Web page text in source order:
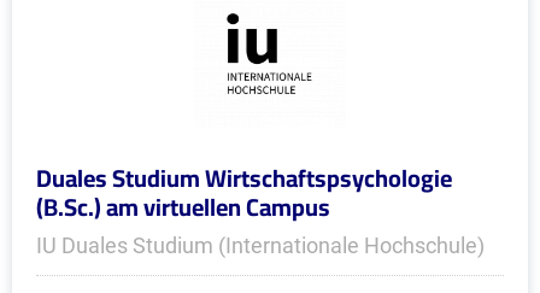
Duales Studium Wirtschaftspsychologie
(B.Sc.) am virtuellen Campus
IU Duales Studium (Internationale Hochschule)